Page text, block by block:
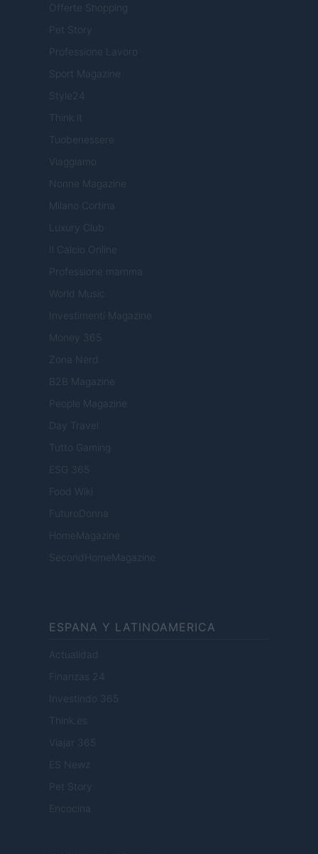
Offerte Shopping
Pet Story
Professione Lavoro
Sport Magazine
Style24
Think.it
Tuobenessere
Viaggiamo
Nonne Magazine
Milano Cortina
Luxury Club
Il Calcio Online
Professione mamma
World Music
Investimenti Magazine
Money 365
Zona Nerd
B2B Magazine
People Magazine
Day Travel
Tutto Gaming
ESG 365
Food Wiki
FuturoDonna
HomeMagazine
SecondHomeMagazine
ESPANA Y LATINOAMERICA
Actualidad
Finanzas 24
Investindo 365
Think.es
Viajar 365
ES Newz
Pet Story
Encocina